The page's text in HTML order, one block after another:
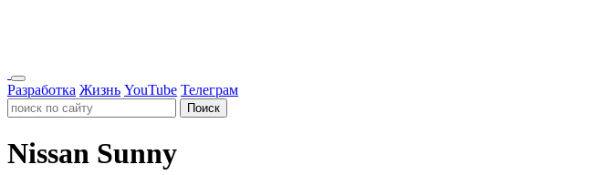
Разработка Жизнь YouTube Телеграм
Поиск
Nissan Sunny